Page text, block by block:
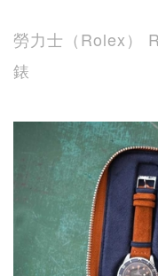
勞力士（Rolex）
錶